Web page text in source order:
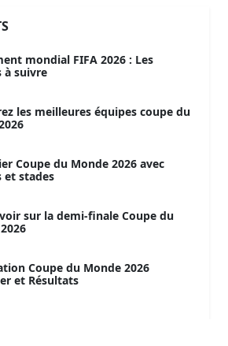
mondial FIFA 2026 : Les
à suivre
les meilleures équipes coupe du
Coupe du Monde 2026 avec
et stades
sur la demi-finale Coupe du
Coupe du Monde 2026
et Résultats